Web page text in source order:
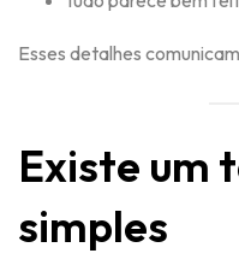
Esses detalhes
Existe um
simples